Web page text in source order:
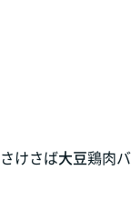
さけさば大豆鶏肉